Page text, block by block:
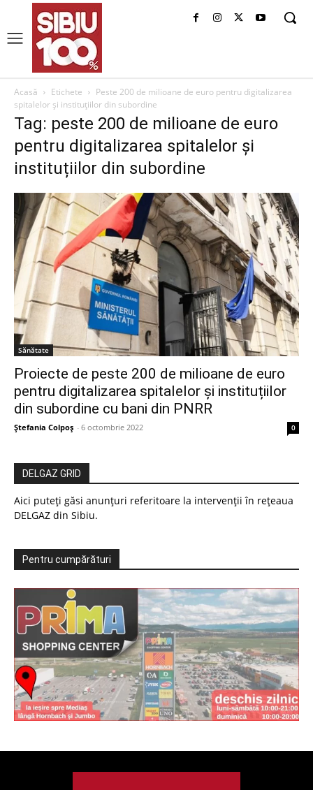
Acasă Etichete
Peste 200 de milioane de euro pentru digitalizarea
spitalelor și instituțiilor din subordine
Tag: peste 200 de milioane de euro
pentru digitalizarea spitalelor și
instituțiilor din subordine
Sănătate
Proiecte de peste 200 de milioane de euro
pentru digitalizarea spitalelor și instituțiilor
din subordine cu bani din PNRR
Ștefania Colpoș - 6 octombrie 2022 0
DELGAZ GRID
Aici puteți găsi anunțuri referitoare la intervenții în rețeaua
DELGAZ din Sibiu.
Pentru cumpărături